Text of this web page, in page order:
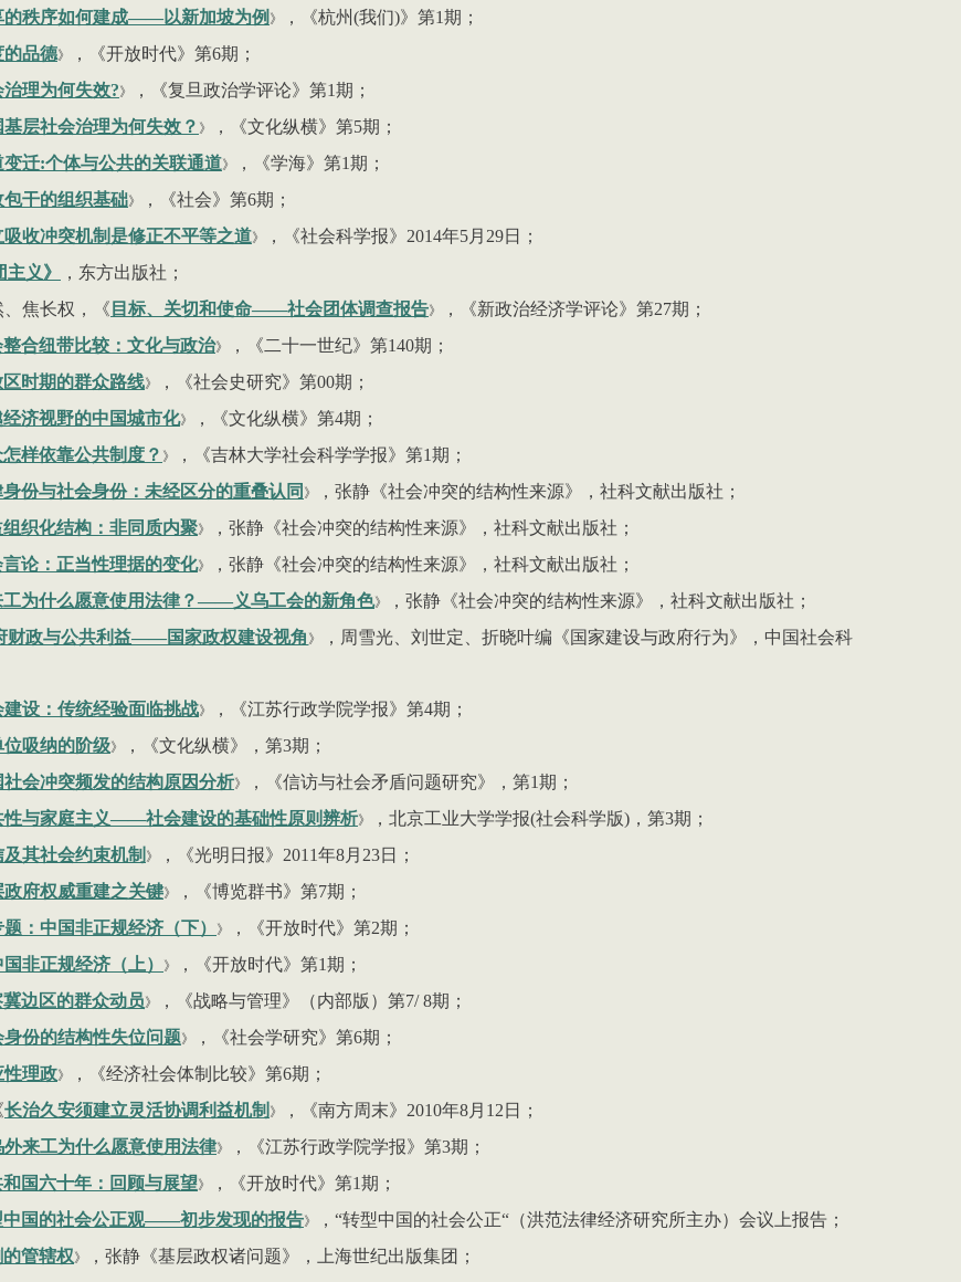
的秩序如何建成——以新加坡为例 》 ，《杭州(我们)》第1期；
的品德》 ，《开放时代》第6期；
治理为何失效?》 ，《复旦政治学评论》第1期；
基层社会治理为何失效？ 》 ，《文化纵横》第5期；
变迁:个体与公共的关联通道》 ，《学海》第1期；
包干的组织基础》 ，《社会》第6期；
吸收冲突机制是修正不平等之道》 ，《社会科学报》 2014年5月 29日；
主义》
，东方出版社；
、焦长权，《 目标、关切和使命——社会团体调查报告》 ，《新政治经济学评论》第27期；
合纽带比较：文化与政治》 ，《二十一世纪》第140期；
时期的群众路线》 ，《社会史研究》第00期；
经济视野的中国城市化》 ，《文化纵横》第4期；
样依靠公共制度 ？ 》 ，《吉林大学社会科学学报》第1期；
份与社会身份：未经区分的重叠认同 》
，张静《社会冲突的结构性来源》，社科文献出版社；
织化结构：非同质内聚》
，张静《社会冲突的结构性来源》，社科文献出版社；
论：正当性理据的变化》
，张静《社会冲突的结构性来源》，社科文献出版社；
工为什么愿意使用法律？——义乌工会的新角色》
，张静《社会冲突的结构性来源》，社科文献出版社；
财政与公共利益——国家政权建设视角 》 ，周雪光、刘世定、 折晓叶编《国家建设与政府行为》，中国社会科
建设：传统经验面临挑战》
，《江苏行政学院学报》第4期；
位吸纳的阶级》
，《文化纵横》，第3期；
社会冲突频发的结构原因分析》
，《信访与社会矛盾问题研究》，第1期；
性与家庭主义——社会建设的基础性原则辨析》 ，北京工业大学学报(社会科学版)，第3期；
及其社会约束机制 》 ，《光明日报》 2011年8月 23日；
政府权威重建之关键》 ，《博览群书》第7期；
题：中国非正规经济（下） 》 ，《开放时代》第2期；
国非正规经济（上） 》 ，《开放时代》第1期；
边区的群众动员》 ，《战略与管理》（内部版）第7/ 8期；
身份的结构性失位问题》 ，《社会学研究》第6期；
性理政》 ，《经济社会体制比较》第6期；
长治久安须建立灵活协调利益机制 》 ，《南方周末》 2010年8月 12 日；
外来工为什么愿意使用法律》 ，《江苏行政学院学报》第3期；
和国六十年：回顾与展望》 ，《开放时代》第1期；
中国的社会公正观——初步发现的报告》 ， “转型中国的社会公正“（洪范法律经济研究所主办）会议上报告；
管辖权》 ，张静《基层政权诸问题》，上海世纪出版集团；